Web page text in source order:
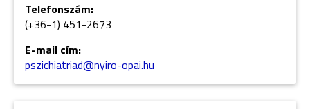
Telefonszám:
(+36-1) 451-2673
E-mail cím:
pszichiatriad@nyiro-opai.hu